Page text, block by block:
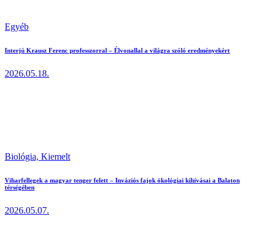
Egyéb
Interjú Krausz Ferenc professzorral – Élvonallal a világra szóló eredményekért
2026.05.18.
Biológia, Kiemelt
Viharfellegek a magyar tenger felett – Inváziós fajok ökológiai kihívásai a Balaton
térségében
2026.05.07.